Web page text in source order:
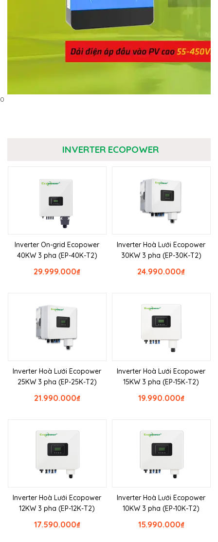
0
INVERTER ECOPOWER
Inverter On-grid Ecopower
40KW 3 pha (EP-40K-T2)
₫
29.999.000
Inverter Hoà Lưới Ecopower
30KW 3 pha (EP-30K-T2)
₫
24.990.000
Inverter Hoà Lưới Ecopower
25KW 3 pha (EP-25K-T2)
₫
21.990.000
Inverter Hoà Lưới Ecopower
15KW 3 pha (EP-15K-T2)
₫
19.990.000
Inverter Hoà Lưới Ecopower
12KW 3 pha (EP-12K-T2)
₫
17.590.000
Inverter Hoà Lưới Ecopower
10KW 3 pha (EP-10K-T2)
₫
15.990.000